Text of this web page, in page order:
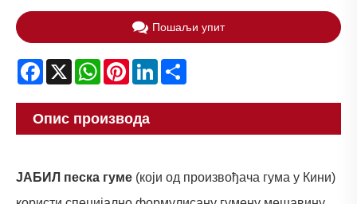
Пошаљи упит
Facebook
X WhatsApp
PinterestLinkedIn
Опис производа
ЈАБИЛ песка гуме (који од произвођача гума у ​​Кини)